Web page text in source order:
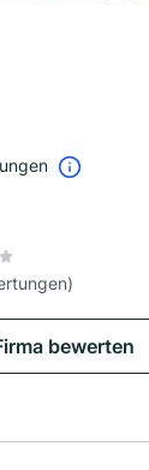
bewerten